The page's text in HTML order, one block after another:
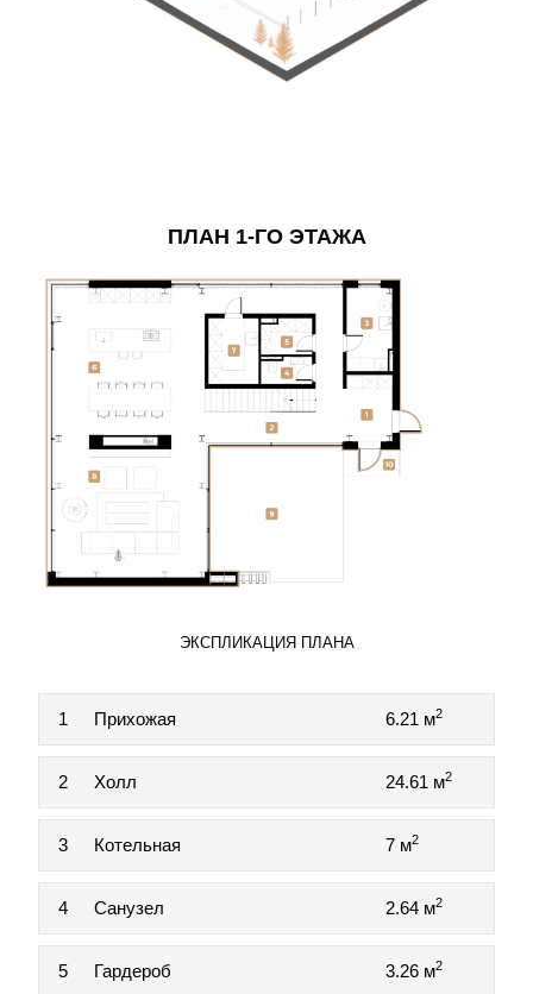
ПЛАН 1-ГО ЭТАЖА
ЭКСПЛИКАЦИЯ ПЛАНА
1 Прихожая 6.21 м2
2 Холл 24.61 м2
3 Котельная 7 м2
4 Санузел 2.64 м2
5 Гардероб 3.26 м2